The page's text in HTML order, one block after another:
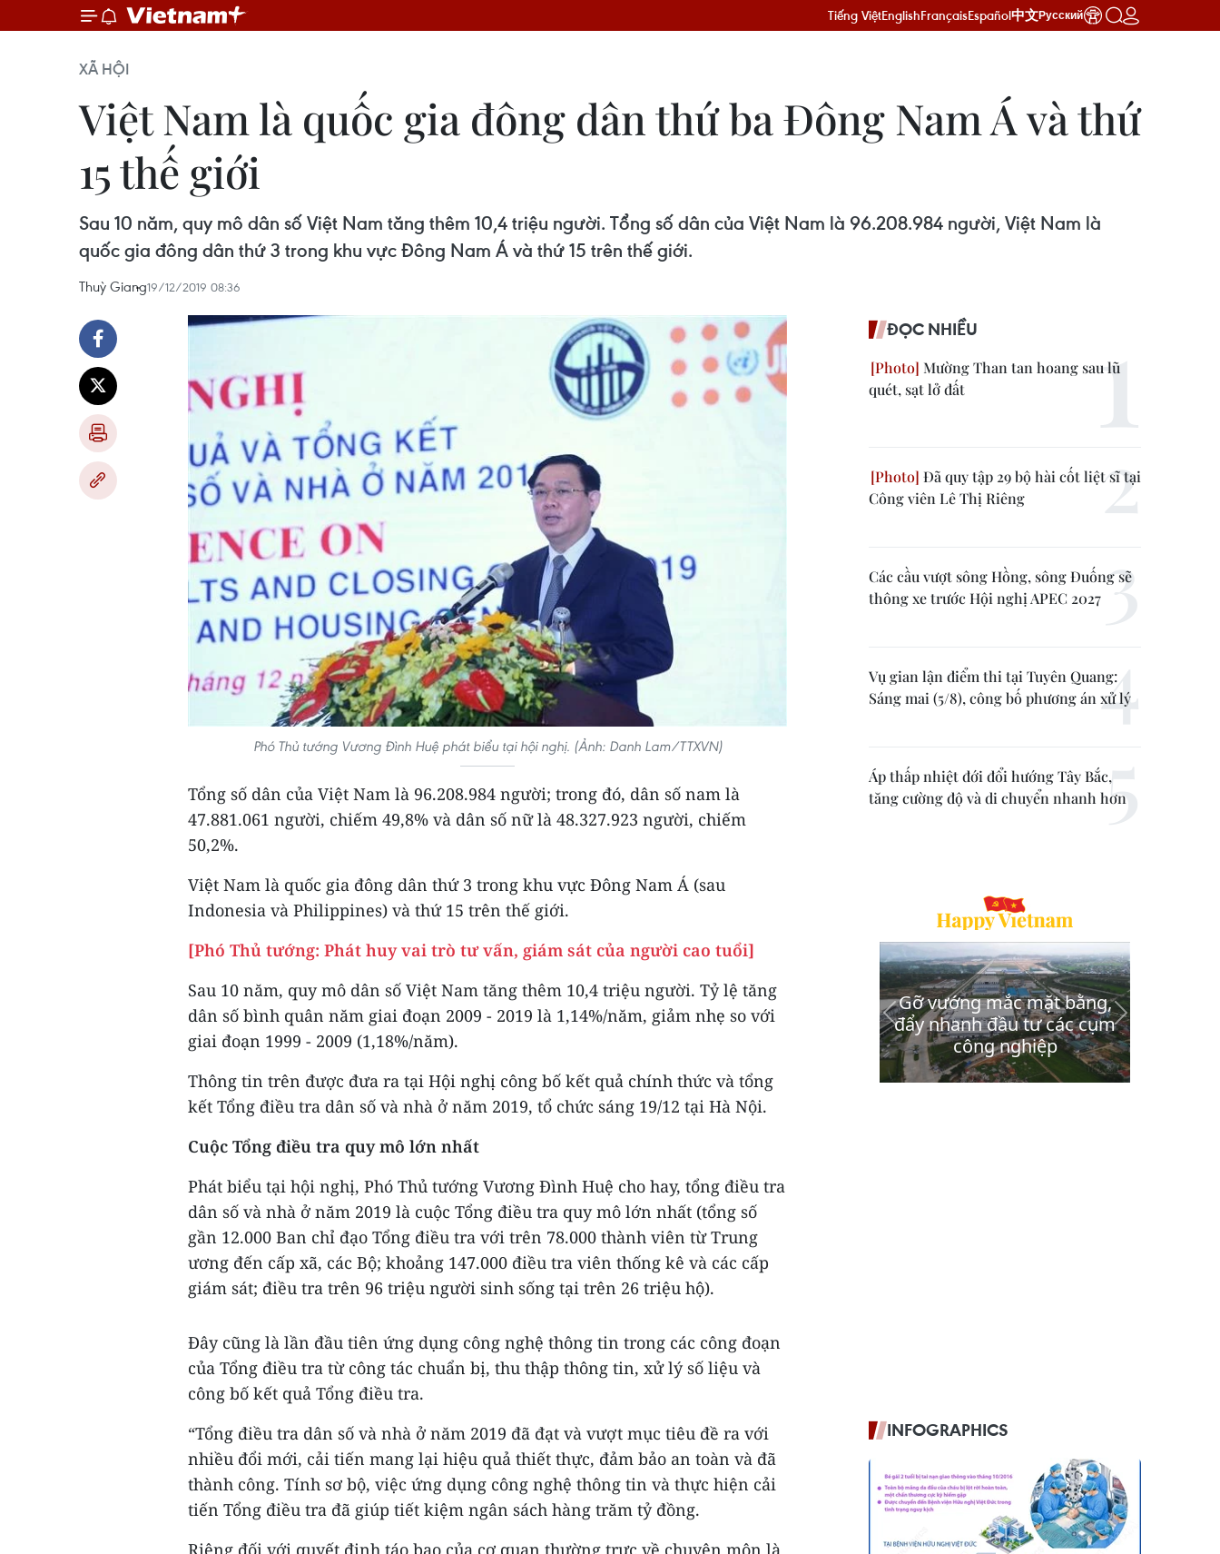
Tiếng ViệtEnglishFrançaisEspañol中文Русский
XÃ HỘI
Việt Nam là quốc gia đông dân thứ ba Đông Nam Á và thứ
15 thế giới
Sau 10 năm, quy mô dân số Việt Nam tăng thêm 10,4 triệu người. Tổng số dân của Việt Nam là 96.208.984 người, Việt Nam là
quốc gia đông dân thứ 3 trong khu vực Đông Nam Á và thứ 15 trên thế giới.
Thuỳ Giang19/12/2019 08:36
Phó Thủ tướng Vương Đình Huệ phát biểu tại hội nghị. (Ảnh: Danh Lam/TTXVN)
Tổng số dân của Việt Nam là 96.208.984 người; trong đó, dân số nam là
47.881.061 người, chiếm 49,8% và dân số nữ là 48.327.923 người, chiếm
50,2%.
Việt Nam là quốc gia đông dân thứ 3 trong khu vực Đông Nam Á (sau
Indonesia và Philippines) và thứ 15 trên thế giới.
[Phó Thủ tướng: Phát huy vai trò tư vấn, giám sát của người cao tuổi]
Sau 10 năm, quy mô dân số Việt Nam tăng thêm 10,4 triệu người. Tỷ lệ tăng
dân số bình quân năm giai đoạn 2009 - 2019 là 1,14%/năm, giảm nhẹ so với
giai đoạn 1999 - 2009 (1,18%/năm).
Thông tin trên được đưa ra tại Hội nghị công bố kết quả chính thức và tổng
kết Tổng điều tra dân số và nhà ở năm 2019, tổ chức sáng 19/12 tại Hà Nội.
Cuộc Tổng điều tra quy mô lớn nhất
Phát biểu tại hội nghị, Phó Thủ tướng Vương Đình Huệ cho hay, tổng điều tra
dân số và nhà ở năm 2019 là cuộc Tổng điều tra quy mô lớn nhất (tổng số
gần 12.000 Ban chỉ đạo Tổng điều tra với trên 78.000 thành viên từ Trung
ương đến cấp xã, các Bộ; khoảng 147.000 điều tra viên thống kê và các cấp
giám sát; điều tra trên 96 triệu người sinh sống tại trên 26 triệu hộ).
Đây cũng là lần đầu tiên ứng dụng công nghệ thông tin trong các công đoạn
của Tổng điều tra từ công tác chuẩn bị, thu thập thông tin, xử lý số liệu và
công bố kết quả Tổng điều tra.
“Tổng điều tra dân số và nhà ở năm 2019 đã đạt và vượt mục tiêu đề ra với
nhiều đổi mới, cải tiến mang lại hiệu quả thiết thực, đảm bảo an toàn và đã
thành công. Tính sơ bộ, việc ứng dụng công nghệ thông tin và thực hiện cải
tiến Tổng điều tra đã giúp tiết kiệm ngân sách hàng trăm tỷ đồng.
Riêng đối với quyết định táo bạo của cơ quan thường trực về chuyên môn là
ĐỌC NHIỀU
Mường Than tan hoang sau lũ
quét, sạt lở đất
Đã quy tập 29 bộ hài cốt liệt sĩ tại
Công viên Lê Thị Riêng
Các cầu vượt sông Hồng, sông Đuống sẽ
thông xe trước Hội nghị APEC 2027
Vụ gian lận điểm thi tại Tuyên Quang:
Sáng mai (5/8), công bố phương án xử lý
Áp thấp nhiệt đới đổi hướng Tây Bắc,
tăng cường độ và di chuyển nhanh hơn
INFOGRAPHICS